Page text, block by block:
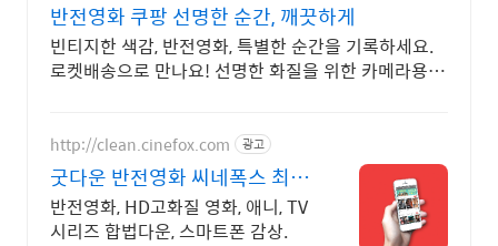
반전영화 쿠팡 선명한 순간, 깨끗하게
빈티지한 색감, 반전영화, 특별한 순간을 기록하세요.
로켓배송으로 만나요! 선명한 화질을 위한 카메라용품,
http://clean.cinefox.com 광고
굿다운 반전영화 씨네폭스 최대
3만원+10%추가적립
반전영화, HD고화질 영화, 애니, TV
시리즈 합법다운, 스마트폰 감상.